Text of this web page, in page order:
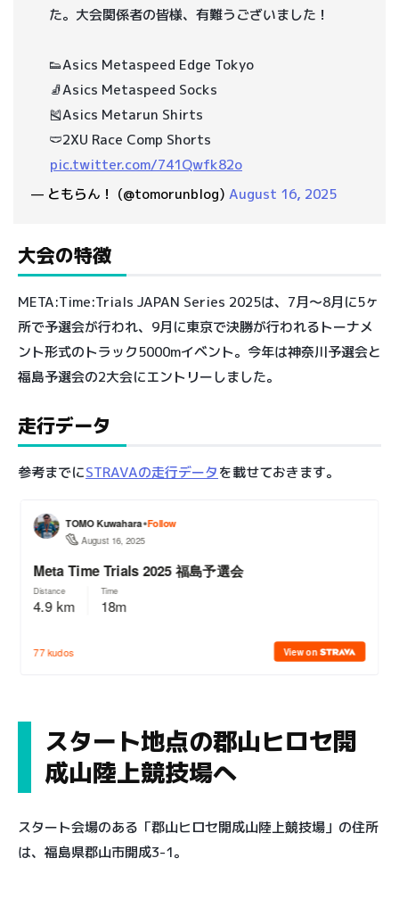
た。大会関係者の皆様、有難うございました！
👟Asics Metaspeed Edge Tokyo
🧦Asics Metaspeed Socks
🎽Asics Metarun Shirts
🩲2XU Race Comp Shorts
pic.twitter.com/741Qwfk82o
— ともらん！ (@tomorunblog) August 16, 2025
大会の特徴
META:Time:Trials JAPAN Series 2025は、7月〜8月に5ヶ
所で予選会が行われ、9月に東京で決勝が行われるトーナメ
ント形式のトラック5000mイベント。今年は神奈川予選会と
福島予選会の2大会にエントリーしました。
走行データ
参考までにSTRAVAの走行データを載せておきます。
スタート地点の郡山ヒロセ開
成山陸上競技場へ
スタート会場のある「郡山ヒロセ開成山陸上競技場」の住所
は、福島県郡山市開成3-1。